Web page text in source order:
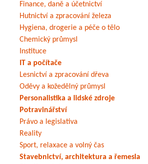
Finance, daně a účetnictví
Hutnictví a zpracování železa
Hygiena, drogerie a péče o tělo
Chemický průmysl
Instituce
IT a počítače
Lesnictví a zpracování dřeva
Oděvy a kožedělný průmysl
Personalistika a lidské zdroje
Potravinářství
Právo a legislativa
Reality
Sport, relaxace a volný čas
Stavebnictví, architektura a řemesla